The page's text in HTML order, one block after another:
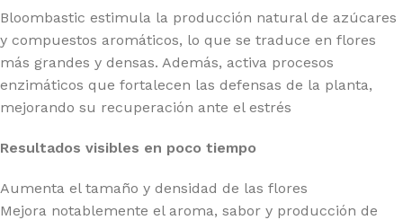
Bloombastic estimula la producción natural de azúcares
y compuestos aromáticos, lo que se traduce en flores
más grandes y densas. Además, activa procesos
enzimáticos que fortalecen las defensas de la planta,
mejorando su recuperación ante el estrés
Resultados visibles en poco tiempo
Aumenta el tamaño y densidad de las flores
Mejora notablemente el aroma, sabor y producción de